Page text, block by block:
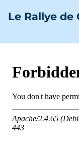
Le Rallye de